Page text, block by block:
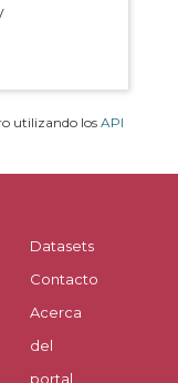
utilizando los API
Datasets
Contacto
Acerca
del
portal